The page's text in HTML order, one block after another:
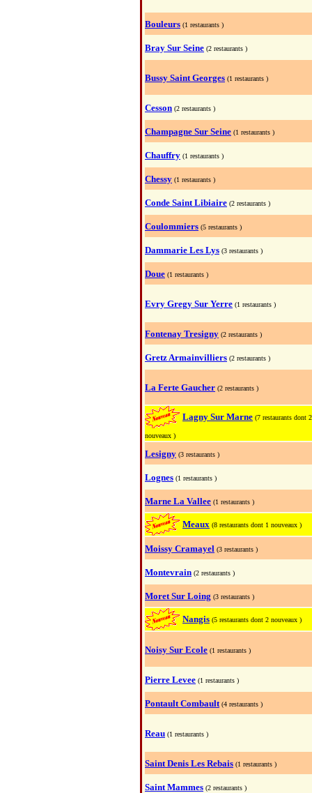
Bouleurs (1 restaurants )
Bray Sur Seine (2 restaurants )
Bussy Saint Georges (1 restaurants )
Cesson (2 restaurants )
Champagne Sur Seine (1 restaurants )
Chauffry (1 restaurants )
Chessy (1 restaurants )
Conde Saint Libiaire (2 restaurants )
Coulommiers (5 restaurants )
Dammarie Les Lys (3 restaurants )
Doue (1 restaurants )
Evry Gregy Sur Yerre (1 restaurants )
Fontenay Tresigny (2 restaurants )
Gretz Armainvilliers (2 restaurants )
La Ferte Gaucher (2 restaurants )
Lagny Sur Marne (7 restaurants dont 2
nouveaux )
Lesigny (3 restaurants )
Lognes (1 restaurants )
Marne La Vallee (1 restaurants )
Meaux (8 restaurants dont 1 nouveaux )
Moissy Cramayel (3 restaurants )
Montevrain (2 restaurants )
Moret Sur Loing (3 restaurants )
Nangis (5 restaurants dont 2 nouveaux )
Noisy Sur Ecole (1 restaurants )
Pierre Levee (1 restaurants )
Pontault Combault (4 restaurants )
Reau (1 restaurants )
Saint Denis Les Rebais (1 restaurants )
Saint Mammes (2 restaurants )